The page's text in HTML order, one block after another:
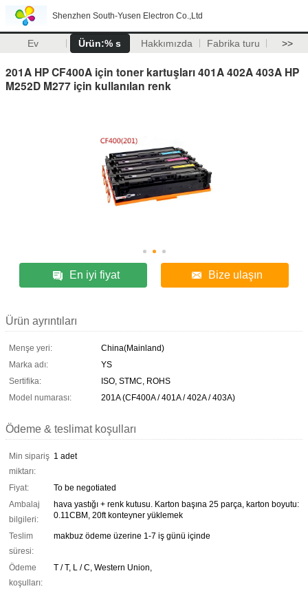
Shenzhen South-Yusen Electron Co.,Ltd
Ev Ürün:% s Hakkımızda Fabrika turu >>
201A HP CF400A için toner kartuşları 401A 402A 403A HP
M252D M277 için kullanılan renk
En iyi fiyat Bize ulaşın
Ürün ayrıntıları
Menşe yeri:
China(Mainland)
Marka adı:
YS
Sertifika:
ISO, STMC, ROHS
Model numarası:
201A (CF400A / 401A / 402A / 403A)
Ödeme & teslimat koşulları
Min sipariş
miktarı:
1 adet
Fiyat:
To be negotiated
Ambalaj
bilgileri:
hava yastığı + renk kutusu. Karton başına 25 parça, karton boyutu:
0.11CBM, 20ft konteyner yüklemek
Teslim
süresi:
makbuz ödeme üzerine 1-7 iş günü içinde
Ödeme
koşulları:
T / T, L / C, Western Union,